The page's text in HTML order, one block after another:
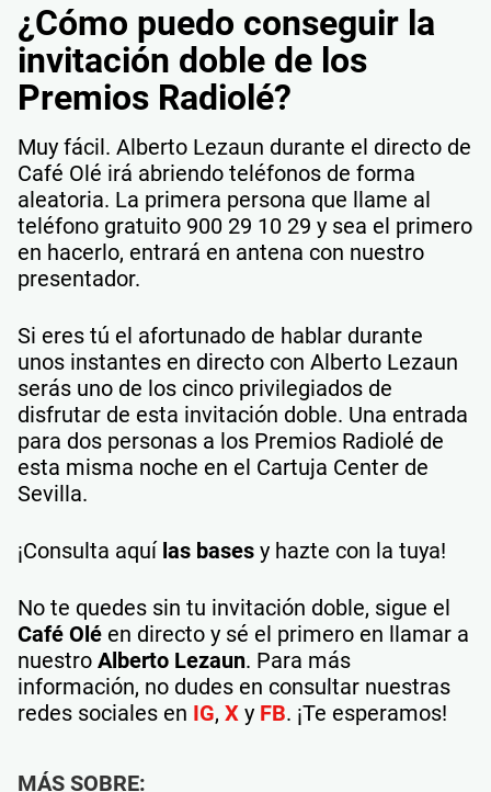
¿Cómo puedo conseguir la
invitación doble de los
Premios Radiolé?
Muy fácil. Alberto Lezaun durante el directo de
Café Olé irá abriendo teléfonos de forma
aleatoria. La primera persona que llame al
teléfono gratuito 900 29 10 29 y sea el primero
en hacerlo, entrará en antena con nuestro
presentador.
Si eres tú el afortunado de hablar durante
unos instantes en directo con Alberto Lezaun
serás uno de los cinco privilegiados de
disfrutar de esta invitación doble. Una entrada
para dos personas a los Premios Radiolé de
esta misma noche en el Cartuja Center de
Sevilla.
¡Consulta aquí las bases y hazte con la tuya!
No te quedes sin tu invitación doble, sigue el
Café Olé en directo y sé el primero en llamar a
nuestro Alberto Lezaun. Para más
información, no dudes en consultar nuestras
redes sociales en IG, X y FB. ¡Te esperamos!
MÁS SOBRE: